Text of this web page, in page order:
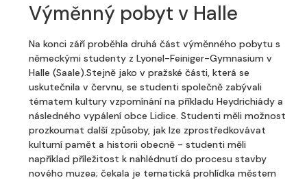
Výměnný pobyt v Halle
Na konci září proběhla druhá část výměnného pobytu s
německými studenty z Lyonel-Feiniger-Gymnasium v
Halle (Saale).Stejně jako v pražské části, která se
uskutečnila v červnu, se studenti společně zabývali
tématem kultury vzpomínání na příkladu Heydrichiády a
následného vypálení obce Lidice. Studenti měli možnost
prozkoumat další způsoby, jak lze zprostředkovávat
kulturní pamět a historii obecně - studenti měli
například příležitost k nahlédnutí do procesu stavby
nového muzea; čekala je tematická prohlídka městem